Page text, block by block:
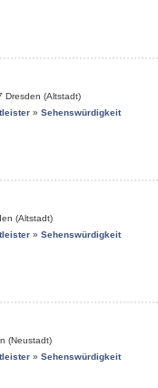
Dresden (Altstadt)
» Sehenswürdigkeit
(Altstadt)
» Sehenswürdigkeit
(Neustadt)
» Sehenswürdigkeit